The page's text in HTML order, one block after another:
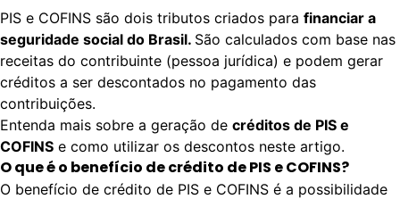
PIS e COFINS são dois tributos criados para financiar a
seguridade social do Brasil. São calculados com base nas
receitas do contribuinte (pessoa jurídica) e podem gerar
créditos a ser descontados no pagamento das
contribuições.
Entenda mais sobre a geração de créditos de PIS e
COFINS e como utilizar os descontos neste artigo.
O que é o benefício de crédito de PIS e COFINS?
O benefício de crédito de PIS e COFINS é a possibilidade